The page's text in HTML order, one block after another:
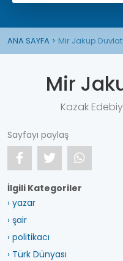
ANA SAYFA Mir Jakup
Mir
Kazak
Sayfayı paylaş
İlgili Kategoriler
› yazar
› şair
› politikacı
› Türk Dünyası